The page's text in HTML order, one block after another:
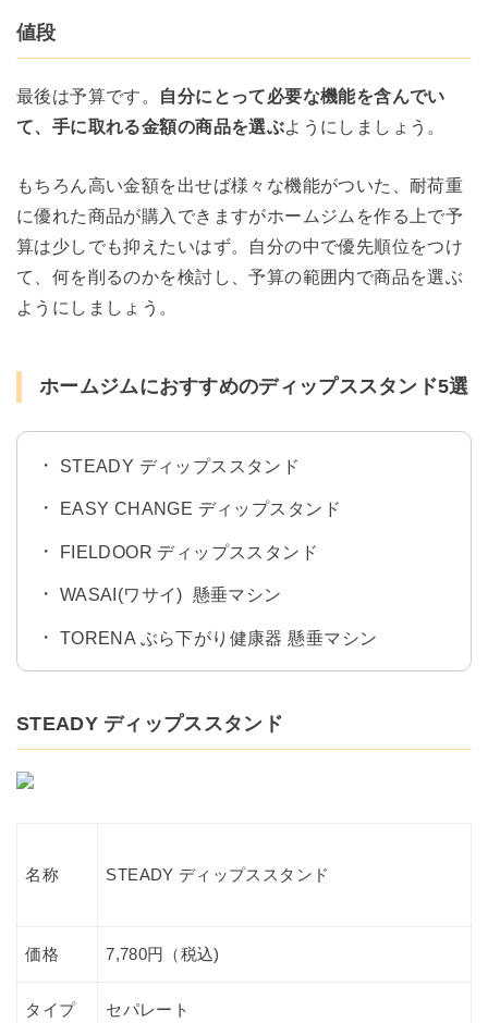
値段
最後は予算です。 自分にとって必要な機能を含んでい
て、手に取れる金額の商品を選ぶようにしましょう。
もちろん高い金額を出せば様々な機能がついた、耐荷重
に優れた商品が購入できますがホームジムを作る上で予
算は少しでも抑えたいはず。自分の中で優先順位をつけ
て、何を削るのかを検討し、予算の範囲内で商品を選ぶ
ようにしましょう。
ホームジムにおすすめのディップススタンド5選
STEADY ディップススタンド
EASY CHANGE ディップスタンド
FIELDOOR ディップススタンド
WASAI(ワサイ) 懸垂マシン
TORENA ぶら下がり健康器 懸垂マシン
STEADY ディップススタンド
名称 STEADY ディップススタンド
価格 7,780円（税込)
タイプ セパレート